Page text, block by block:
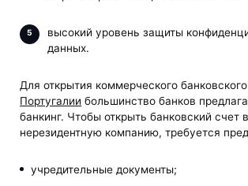
высокий уровень защиты
данных.
Для открытия коммерческого
Португалии большинство банков
банкинг. Чтобы открыть банковский счет
нерезидентную компанию, требуется
учредительные документы;